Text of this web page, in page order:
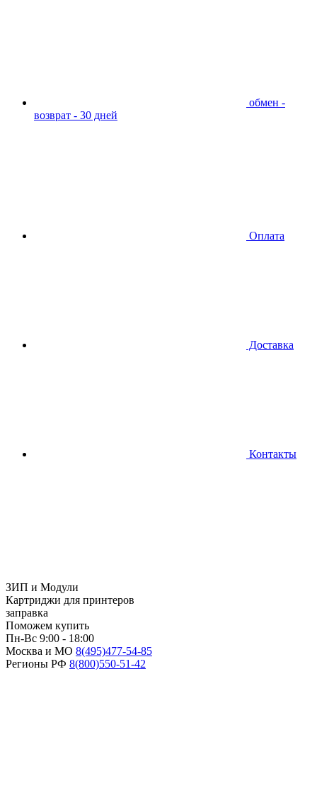
обмен -
возврат - 30 дней
Оплата
Доставка
Контакты
ЗИП и Модули
Картриджи для принтеров
заправка
Поможем купить
Пн-Вс 9:00 - 18:00
Москва и МО 8(495)477-54-85
Регионы РФ 8(800)550-51-42